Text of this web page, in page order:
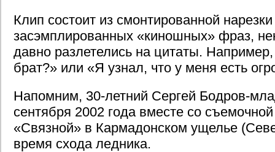
Клип состоит из смонтированной
засэмплированных «киношных» фраз,
давно разлетелись на цитаты.
брат?» или «Я узнал, что у меня есть
Напомним, 30-летний Сергей Бодров-
сентября 2002 года вместе со
«Связной» в Кармадонском ущелье
время схода ледника.